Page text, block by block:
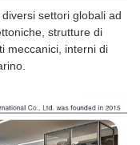
settori globali ad
strutture di
meccanici, interni di